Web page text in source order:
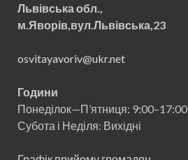
Львівська обл.,
м.Яворів,вул.Львівська,23
osvitayavoriv@ukr.net
Години
Понеділок—П’ятниця: 9:00–17:00
Субота і Неділя: Вихідні